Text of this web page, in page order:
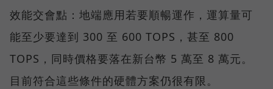
效能交會點：地端應用若要順暢運作，運算量可
能至少要達到 300 至 600 TOPS，甚至 800
TOPS，同時價格要落在新台幣 5 萬至 8 萬元。
目前符合這些條件的硬體方案仍很有限。